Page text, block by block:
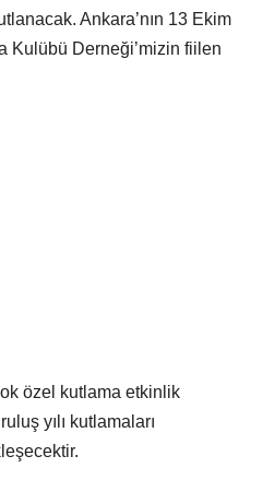
Ankara’nın 13 Ekim
Kulübü Derneği’mizin fiilen
özel kutlama etkinlik
yılı kutlamaları